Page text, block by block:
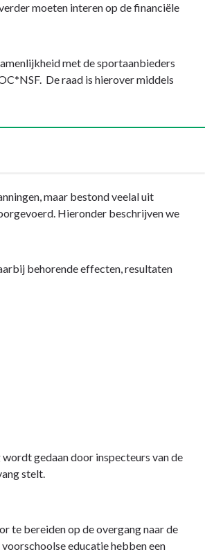
moeten interen op de financiële
met de sportaanbieders
De raad is hierover middels
maar bestond veelal uit
Hieronder beschrijven we
behorende effecten, resultaten
gedaan door inspecteurs van de
stelt.
te bereiden op de overgang naar de
educatie hebben een